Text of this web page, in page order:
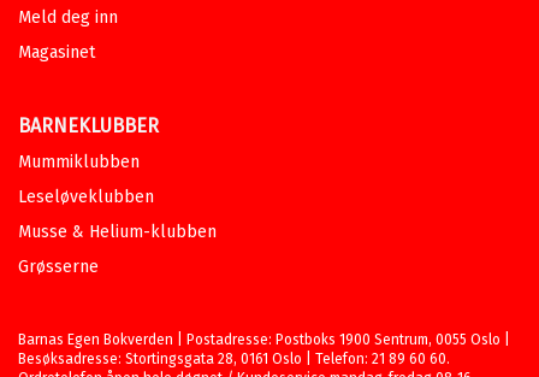
Meld deg inn
Magasinet
BARNEKLUBBER
Mummiklubben
Leseløveklubben
Musse & Helium-klubben
Grøsserne
Barnas Egen Bokverden | Postadresse: Postboks 1900 Sentrum, 0055 Oslo |
Besøksadresse: Stortingsgata 28, 0161 Oslo | Telefon: 21 89 60 60.